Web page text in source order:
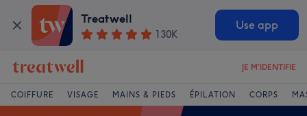
Treatwell
130K
Use app
JE M'IDENTIFIE
COIFFURE VISAGE MAINS & PIEDS ÉPILATION CORPS